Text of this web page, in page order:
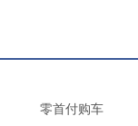
零首付购车